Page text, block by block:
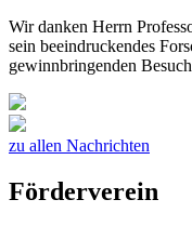
Wir danken Herrn
sein beeindruckendes
gewinnbringenden
zu allen Nachrichten
Förderverein